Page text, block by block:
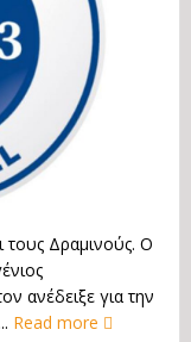
τους Δραμινούς. Ο
ανέδειξε για την
Read more